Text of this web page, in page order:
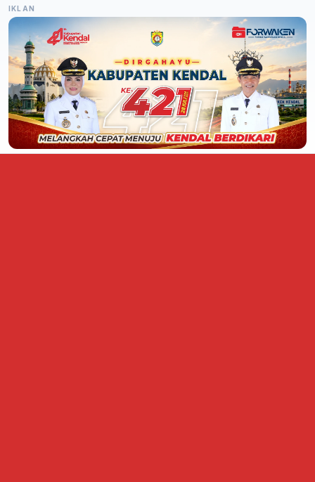
IKLAN